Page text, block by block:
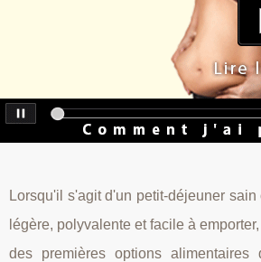
Lorsqu'il s'agit d'un petit-déjeuner sain
légère, polyvalente et facile à
des premières options